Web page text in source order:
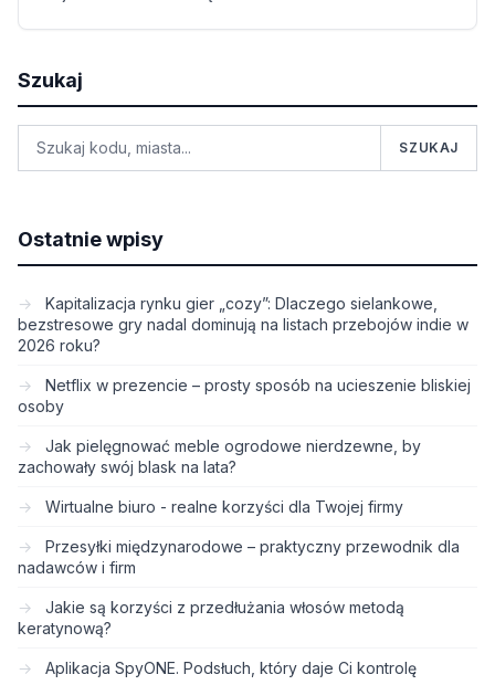
Szukaj
SZUKAJ
Ostatnie wpisy
Kapitalizacja rynku gier „cozy”: Dlaczego sielankowe,
bezstresowe gry nadal dominują na listach przebojów indie w
2026 roku?
Netflix w prezencie – prosty sposób na ucieszenie bliskiej
osoby
Jak pielęgnować meble ogrodowe nierdzewne, by
zachowały swój blask na lata?
Wirtualne biuro - realne korzyści dla Twojej firmy
Przesyłki międzynarodowe – praktyczny przewodnik dla
nadawców i firm
Jakie są korzyści z przedłużania włosów metodą
keratynową?
Aplikacja SpyONE. Podsłuch, który daje Ci kontrolę